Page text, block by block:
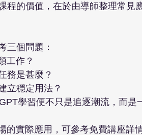
程的價值，在於由導師整理常見
三個問題：
工作？
務是甚麼？
立穩定用法？
學習便不只是追逐潮流，而是
的實際應用，可參考免費講座詳情